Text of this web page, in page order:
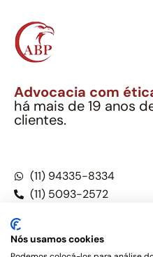
Advocacia com
há mais de 19 anos
clientes.
(11) 94335-8334
(11) 5093-2572
Nós usamos cookies